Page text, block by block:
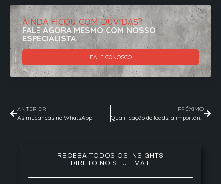
AINDA FICOU COM DÚVIDAS?
FALE AGORA MESMO COM NOSSO
ESPECIALISTA
FALE CONOSCO
ANTERIOR
As mudanças no WhatsApp
PRÓXIMO
Qualificação de leads: a importância de nutrir bons contatos como estratégia de marketing
RECEBA TODOS OS INSIGHTS
DIRETO NO SEU EMAIL